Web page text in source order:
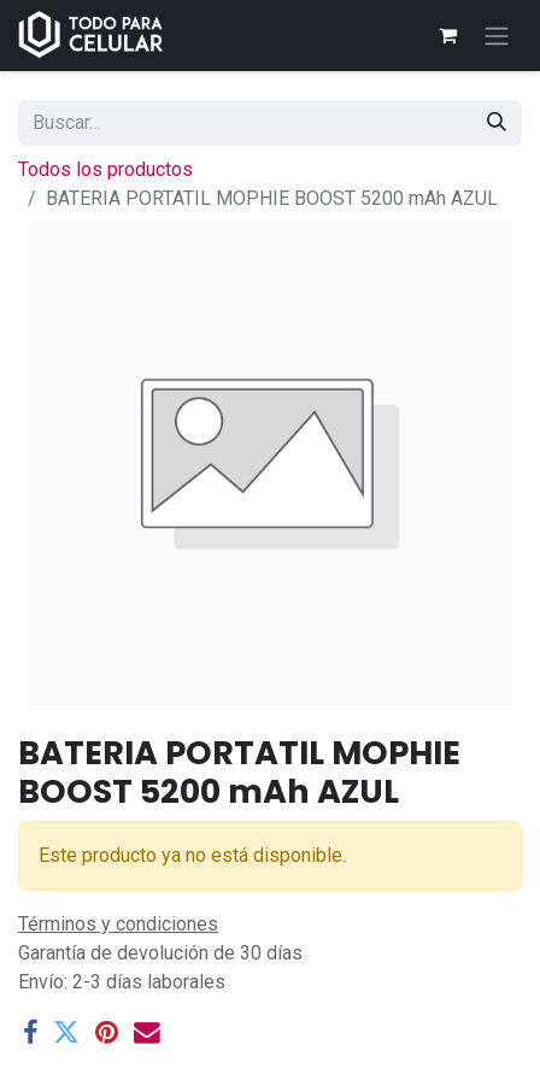
Todos los productos
BATERIA PORTATIL MOPHIE BOOST 5200 mAh AZUL
BATERIA PORTATIL MOPHIE
BOOST 5200 mAh AZUL
Este producto ya no está disponible.
Términos y condiciones
Garantía de devolución de 30 días
Envío: 2-3 días laborales